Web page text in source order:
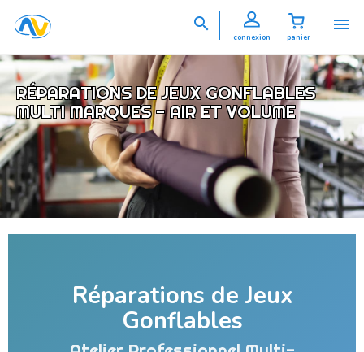

panier
connexion

RÉPARATIONS DE JEUX GONFLABLES
MULTI MARQUES - AIR ET VOLUME
Réparations de Jeux
Gonflables